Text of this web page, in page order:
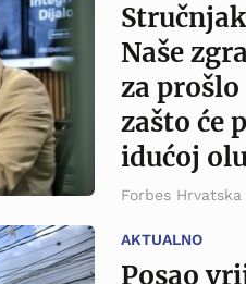
Naše
za prošlo
zašto će
idućoj
Forbes Hrvatska
AKTUALNO
Posao